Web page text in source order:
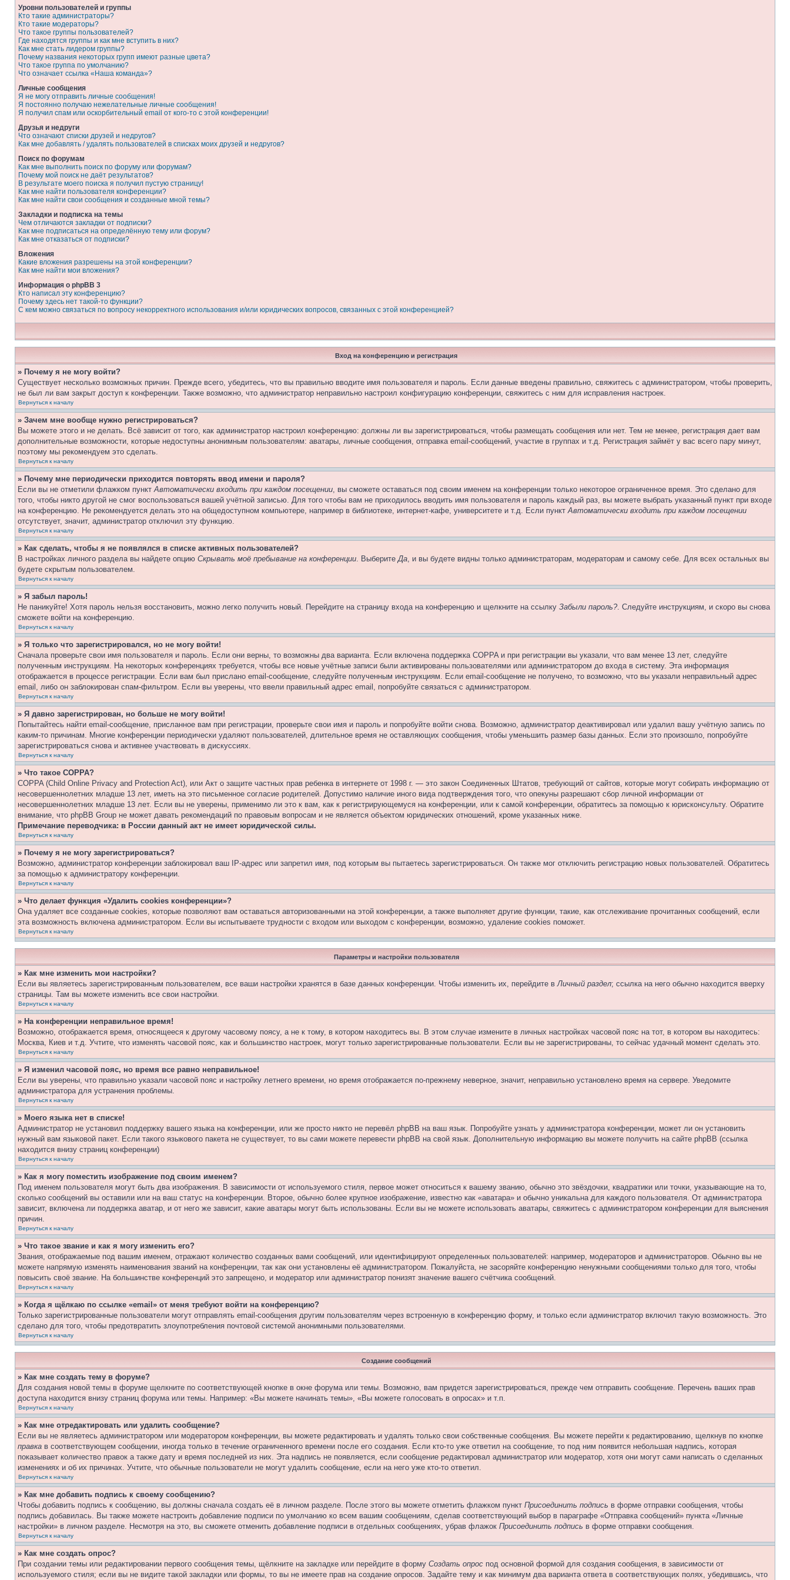
Уровни пользователей и группы
Кто такие администраторы?
Кто такие модераторы?
Что такое группы пользователей?
Где находятся группы и как мне вступить в них?
Как мне стать лидером группы?
Почему названия некоторых групп имеют разные цвета?
Что такое группа по умолчанию?
Что означает ссылка «Наша команда»?
Личные сообщения
Я не могу отправить личные сообщения!
Я постоянно получаю нежелательные личные сообщения!
Я получил спам или оскорбительный email от кого-то с этой конференции!
Друзья и недруги
Что означают списки друзей и недругов?
Как мне добавлять / удалять пользователей в списках моих друзей и недругов?
Поиск по форумам
Как мне выполнить поиск по форуму или форумам?
Почему мой поиск не даёт результатов?
В результате моего поиска я получил пустую страницу!
Как мне найти пользователя конференции?
Как мне найти свои сообщения и созданные мной темы?
Закладки и подписка на темы
Чем отличаются закладки от подписки?
Как мне подписаться на определённую тему или форум?
Как мне отказаться от подписки?
Вложения
Какие вложения разрешены на этой конференции?
Как мне найти мои вложения?
Информация о phpBB 3
Кто написал эту конференцию?
Почему здесь нет такой-то функции?
С кем можно связаться по вопросу некорректного использования и/или юридических вопросов, связанных с этой конференцией?
Вход на конференцию и регистрация
» Почему я не могу войти?
Существует несколько возможных причин. Прежде всего, убедитесь, что вы правильно вводите имя пользователя и пароль. Если данные введены правильно, свяжитесь с администратором, чтобы проверить,
не был ли вам закрыт доступ к конференции. Также возможно, что администратор неправильно настроил конфигурацию конференции, свяжитесь с ним для исправления настроек.
Вернуться к началу
» Зачем мне вообще нужно регистрироваться?
Вы можете этого и не делать. Всё зависит от того, как администратор настроил конференцию: должны ли вы зарегистрироваться, чтобы размещать сообщения или нет. Тем не менее, регистрация дает вам
дополнительные возможности, которые недоступны анонимным пользователям: аватары, личные сообщения, отправка email-сообщений, участие в группах и т.д. Регистрация займёт у вас всего пару минут,
поэтому мы рекомендуем это сделать.
Вернуться к началу
» Почему мне периодически приходится повторять ввод имени и пароля?
Если вы не отметили флажком пунктАвтоматически входить при каждом посещении, вы сможете оставаться под своим именем на конференции только некоторое ограниченное время. Это сделано для
того, чтобы никто другой не смог воспользоваться вашей учётной записью. Для того чтобы вам не приходилось вводить имя пользователя и пароль каждый раз, вы можете выбрать указанный пункт при входе
на конференцию. Не рекомендуется делать это на общедоступном компьютере, например в библиотеке, интернет-кафе, университете и т.д. Если пунктАвтоматически входить при каждом посещении
отсутствует, значит, администратор отключил эту функцию.
Вернуться к началу
» Как сделать, чтобы я не появлялся в списке активных пользователей?
В настройках личного раздела вы найдете опцию Скрывать моё пребывание на конференции. ВыберитеДа, и вы будете видны только администраторам, модераторам и самому себе. Для всех остальных вы
будете скрытым пользователем.
Вернуться к началу
» Я забыл пароль!
Не паникуйте! Хотя пароль нельзя восстановить, можно легко получить новый. Перейдите на страницу входа на конференцию и щелкните на ссылку Забыли пароль?. Следуйте инструкциям, и скоро вы снова
сможете войти на конференцию.
Вернуться к началу
» Я только что зарегистрировался, но не могу войти!
Сначала проверьте свои имя пользователя и пароль. Если они верны, то возможны два варианта. Если включена поддержка COPPA и при регистрации вы указали, что вам менее 13 лет, следуйте
полученным инструкциям. На некоторых конференциях требуется, чтобы все новые учётные записи были активированы пользователями или администратором до входа в систему. Эта информация
отображается в процессе регистрации. Если вам был прислано email-сообщение, следуйте полученным инструкциям. Если email-сообщение не получено, то возможно, что вы указали неправильный адрес
email, либо он заблокирован спам-фильтром. Если вы уверены, что ввели правильный адрес email, попробуйте связаться с администратором.
Вернуться к началу
» Я давно зарегистрирован, но больше не могу войти!
Попытайтесь найти email-сообщение, присланное вам при регистрации, проверьте свои имя и пароль и попробуйте войти снова. Возможно, администратор деактивировал или удалил вашу учётную запись по
каким-то причинам. Многие конференции периодически удаляют пользователей, длительное время не оставляющих сообщения, чтобы уменьшить размер базы данных. Если это произошло, попробуйте
зарегистрироваться снова и активнее участвовать в дискуссиях.
Вернуться к началу
» Что такое COPPA?
COPPA (Child Online Privacy and Protection Act), или Акт о защите частных прав ребенка в интернете от 1998 г. — это закон Соединенных Штатов, требующий от сайтов, которые могут собирать информацию от
несовершеннолетних младше 13 лет, иметь на это письменное согласие родителей. Допустимо наличие иного вида подтверждения того, что опекуны разрешают сбор личной информации от
несовершеннолетних младше 13 лет. Если вы не уверены, применимо ли это к вам, как к регистрирующемуся на конференции, или к самой конференции, обратитесь за помощью к юрисконсульту. Обратите
внимание, что phpBB Group не может давать рекомендаций по правовым вопросам и не является объектом юридических отношений, кроме указанных ниже.
Примечание переводчика: в России данный акт не имеет юридической силы.
Вернуться к началу
» Почему я не могу зарегистрироваться?
Возможно, администратор конференции заблокировал ваш IP-адрес или запретил имя, под которым вы пытаетесь зарегистрироваться. Он также мог отключить регистрацию новых пользователей. Обратитесь
за помощью к администратору конференции.
Вернуться к началу
» Что делает функция «Удалить cookies конференции»?
Она удаляет все созданные cookies, которые позволяют вам оставаться авторизованными на этой конференции, а также выполняет другие функции, такие, как отслеживание прочитанных сообщений, если
эта возможность включена администратором. Если вы испытываете трудности с входом или выходом с конференции, возможно, удаление cookies поможет.
Вернуться к началу
Параметры и настройки пользователя
» Как мне изменить мои настройки?
Если вы являетесь зарегистрированным пользователем, все ваши настройки хранятся в базе данных конференции. Чтобы изменить их, перейдите вЛичный раздел; ссылка на него обычно находится вверху
страницы. Там вы можете изменить все свои настройки.
Вернуться к началу
» На конференции неправильное время!
Возможно, отображается время, относящееся к другому часовому поясу, а не к тому, в котором находитесь вы. В этом случае измените в личных настройках часовой пояс на тот, в котором вы находитесь:
Москва, Киев и т.д. Учтите, что изменять часовой пояс, как и большинство настроек, могут только зарегистрированные пользователи. Если вы не зарегистрированы, то сейчас удачный момент сделать это.
Вернуться к началу
» Я изменил часовой пояс, но время все равно неправильное!
Если вы уверены, что правильно указали часовой пояс и настройку летнего времени, но время отображается по-прежнему неверное, значит, неправильно установлено время на сервере. Уведомите
администратора для устранения проблемы.
Вернуться к началу
» Моего языка нет в списке!
Администратор не установил поддержку вашего языка на конференции, или же просто никто не перевёл phpBB на ваш язык. Попробуйте узнать у администратора конференции, может ли он установить
нужный вам языковой пакет. Если такого языкового пакета не существует, то вы сами можете перевести phpBB на свой язык. Дополнительную информацию вы можете получить на сайте phpBB (ссылка
находится внизу страниц конференции)
Вернуться к началу
» Как я могу поместить изображение под своим именем?
Под именем пользователя могут быть два изображения. В зависимости от используемого стиля, первое может относиться к вашему званию, обычно это звёздочки, квадратики или точки, указывающие на то,
сколько сообщений вы оставили или на ваш статус на конференции. Второе, обычно более крупное изображение, известно как «аватара» и обычно уникальна для каждого пользователя. От администратора
зависит, включена ли поддержка аватар, и от него же зависит, какие аватары могут быть использованы. Если вы не можете использовать аватары, свяжитесь с администратором конференции для выяснения
причин.
Вернуться к началу
» Что такое звание и как я могу изменить его?
Звания, отображаемые под вашим именем, отражают количество созданных вами сообщений, или идентифицируют определенных пользователей: например, модераторов и администраторов. Обычно вы не
можете напрямую изменять наименования званий на конференции, так как они установлены её администратором. Пожалуйста, не засоряйте конференцию ненужными сообщениями только для того, чтобы
повысить своё звание. На большинстве конференций это запрещено, и модератор или администратор понизят значение вашего счётчика сообщений.
Вернуться к началу
» Когда я щёлкаю по ссылке «email» от меня требуют войти на конференцию?
Только зарегистрированные пользователи могут отправлять email-сообщения другим пользователям через встроенную в конференцию форму, и только если администратор включил такую возможность. Это
сделано для того, чтобы предотвратить злоупотребления почтовой системой анонимными пользователями.
Вернуться к началу
Создание сообщений
» Как мне создать тему в форуме?
Для создания новой темы в форуме щелкните по соответствующей кнопке в окне форума или темы. Возможно, вам придется зарегистрироваться, прежде чем отправить сообщение. Перечень ваших прав
доступа находится внизу страниц форума или темы. Например: «Вы можете начинать темы», «Вы можете голосовать в опросах» и т.п.
Вернуться к началу
» Как мне отредактировать или удалить сообщение?
Если вы не являетесь администратором или модератором конференции, вы можете редактировать и удалять только свои собственные сообщения. Вы можете перейти к редактированию, щелкнув по кнопке
правка в соответствующем сообщении, иногда только в течение ограниченного времени после его создания. Если кто-то уже ответил на сообщение, то под ним появится небольшая надпись, которая
показывает количество правок а также дату и время последней из них. Эта надпись не появляется, если сообщение редактировал администратор или модератор, хотя они могут сами написать о сделанных
изменениях и об их причинах. Учтите, что обычные пользователи не могут удалить сообщение, если на него уже кто-то ответил.
Вернуться к началу
» Как мне добавить подпись к своему сообщению?
Чтобы добавить подпись к сообщению, вы должны сначала создать её в личном разделе. После этого вы можете отметить флажком пункт Присоединить подпись в форме отправки сообщения, чтобы
подпись добавилась. Вы также можете настроить добавление подписи по умолчанию ко всем вашим сообщениям, сделав соответствующий выбор в параграфе «Отправка сообщений» пункта «Личные
настройки» в личном разделе. Несмотря на это, вы сможете отменить добавление подписи в отдельных сообщениях, убрав флажок Присоединить подпись в форме отправки сообщения.
Вернуться к началу
» Как мне создать опрос?
При создании темы или редактировании первого сообщения темы, щёлкните на закладке или перейдите в форму Создать опрос под основной формой для создания сообщения, в зависимости от
используемого стиля; если вы не видите такой закладки или формы, то вы не имеете прав на создание опросов. Задайте тему и как минимум два варианта ответа в соответствующих полях, убедившись, что